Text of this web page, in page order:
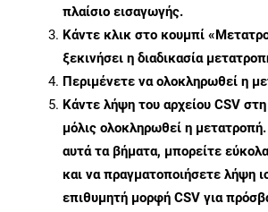
πλαίσιο εισαγωγής.
Κάντε κλικ στο κουμπί
ξεκινήσει η διαδικασία
Περιμένετε να ολοκληρωθεί η
Κάντε λήψη του αρχείου CSV
μόλις ολοκληρωθεί η
αυτά τα βήματα, μπορείτε
και να πραγματοποιήσετε λήψη
επιθυμητή μορφή CSV για